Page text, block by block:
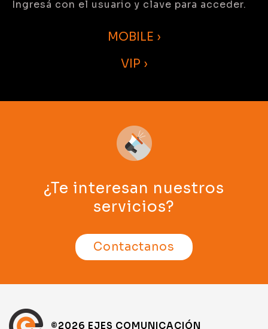
Ingresá con el usuario y clave para acceder.
MOBILE ›
VIP ›
¿Te interesan nuestros
servicios?
Contactanos
©2026 EJES COMUNICACIÓN